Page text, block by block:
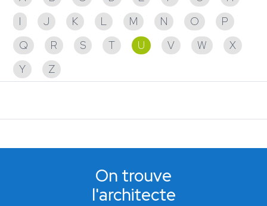
I
J K L M N O
P
Q
R S T U V W
X
Y
Z
On trouve
l'architecte